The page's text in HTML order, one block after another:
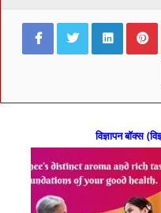
FacebookTwitter
विज्ञापन बॉक्स